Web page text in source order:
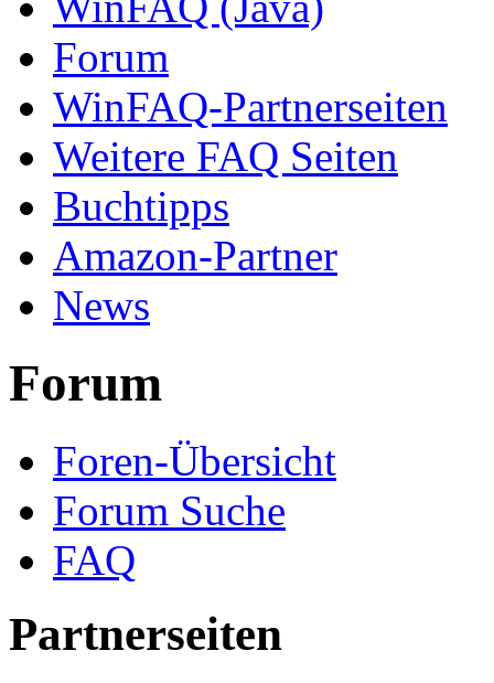
Forum
WinFAQ-Partnerseiten
Weitere FAQ Seiten
Buchtipps
Amazon-Partner
News
Forum
Foren-Übersicht
Forum Suche
FAQ
Partnerseiten